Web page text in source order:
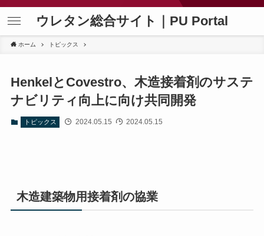
ウレタン総合サイト｜PU Portal
ホーム トピックス
HenkelとCovestro、木造接着剤のサステ
ナビリティ向上に向け共同開発
トピックス 2024.05.15 2024.05.15
木造建築物用接着剤の協業